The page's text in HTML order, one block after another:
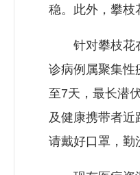
稳。此外，攀枝
针对攀枝花在
诊病例属聚集性
至7天，最长潜
及健康携带者近
请戴好口罩，勤